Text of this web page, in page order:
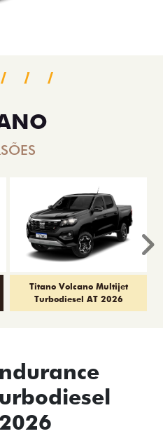
Titano Volcano Multijet
Turbodiesel AT 2026